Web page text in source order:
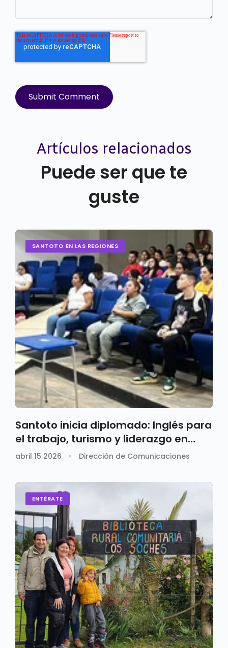
Artículos relacionados
Puede ser que te
guste
SANTOTO EN LAS REGIONES
Santoto inicia diplomado: Inglés para
el trabajo, turismo y liderazgo en
Mesitas del Colegio
abril 15 2026 Dirección de Comunicaciones
ENTÉRATE